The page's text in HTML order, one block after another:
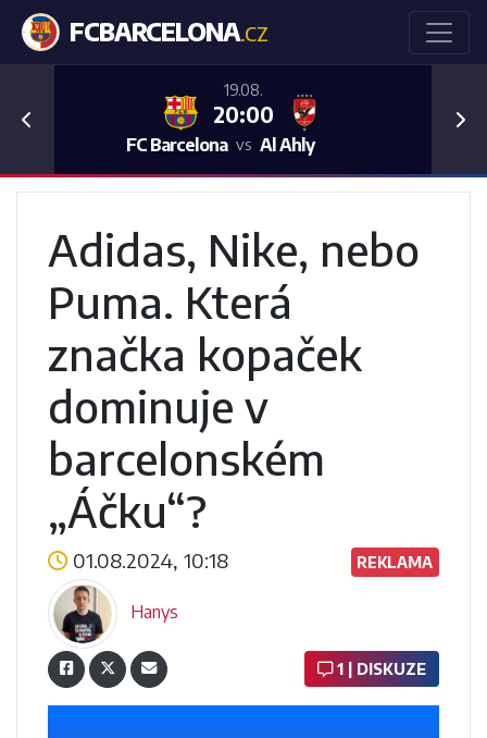
FCBARCELONA.CZ
19.08.
20:00
FC Barcelona vs Al Ahly
Previous
Adidas, Nike, nebo
Puma. Která
značka kopaček
dominuje v
barcelonském
„Áčku“?
01.08.2024, 10:18 REKLAMA
Hanys
1 | DISKUZE